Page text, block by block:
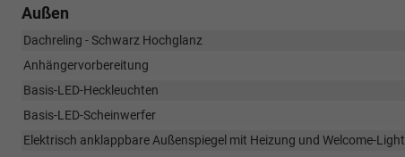
Außen
Dachreling - Schwarz Hochglanz
Anhängervorbereitung
Basis-LED-Heckleuchten
Basis-LED-Scheinwerfer
Elektrisch anklappbare Außenspiegel mit Heizung und Welcome-Light